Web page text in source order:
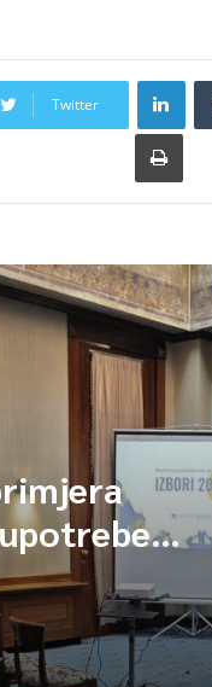
Twitter
– RAK
protiv